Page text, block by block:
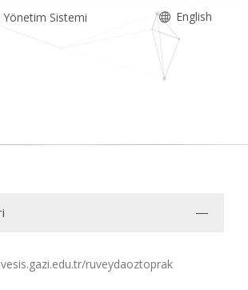
Sistemi English
ruveydaoztoprak